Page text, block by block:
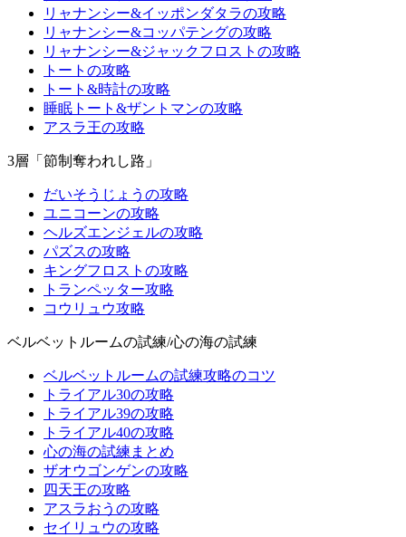
リャナンシー&イッポンダタラの攻略
リャナンシー&コッパテングの攻略
リャナンシー&ジャックフロストの攻略
トートの攻略
トート&時計の攻略
睡眠トート&ザントマンの攻略
アスラ王の攻略
3層「節制奪われし路」
だいそうじょうの攻略
ユニコーンの攻略
ヘルズエンジェルの攻略
パズスの攻略
キングフロストの攻略
トランペッター攻略
コウリュウ攻略
ベルベットルームの試練/心の海の試練
ベルベットルームの試練攻略のコツ
トライアル30の攻略
トライアル39の攻略
トライアル40の攻略
心の海の試練まとめ
ザオウゴンゲンの攻略
四天王の攻略
アスラおうの攻略
セイリュウの攻略